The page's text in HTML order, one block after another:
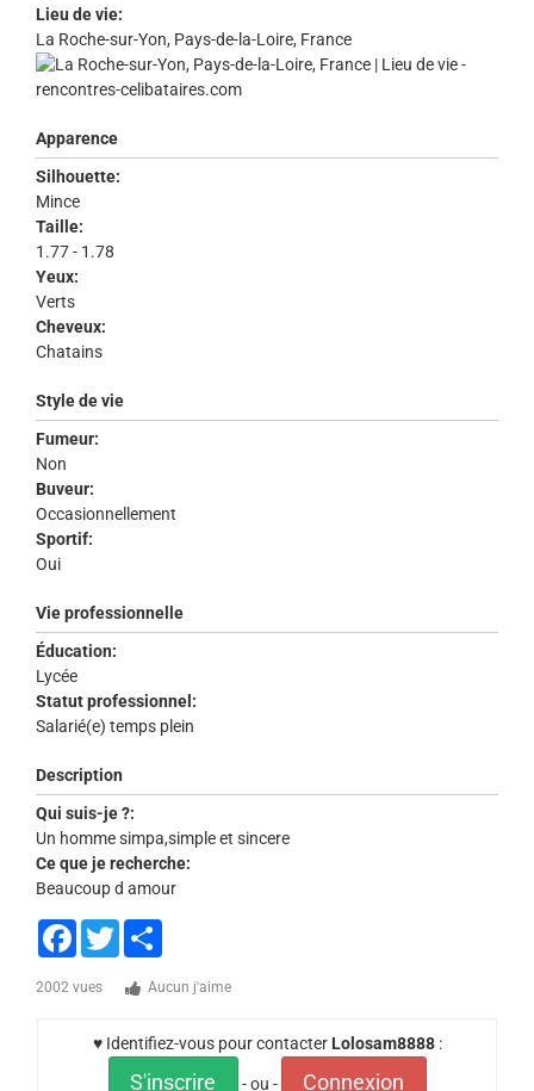
Lieu de vie:
La Roche-sur-Yon, Pays-de-la-Loire, France
Apparence
Silhouette:
Mince
Taille:
1.77 - 1.78
Yeux:
Verts
Cheveux:
Chatains
Style de vie
Fumeur:
Non
Buveur:
Occasionnellement
Sportif:
Oui
Vie professionnelle
Éducation:
Lycée
Statut professionnel:
Salarié(e) temps plein
Description
Qui suis-je ?:
Un homme simpa,simple et sincere
Ce que je recherche:
Beaucoup d amour
Facebook
Twitter
2002 vues Aucun j'aime
♥ Identifiez-vous pour contacter Lolosam8888:
S'inscrire - ou - Connexion